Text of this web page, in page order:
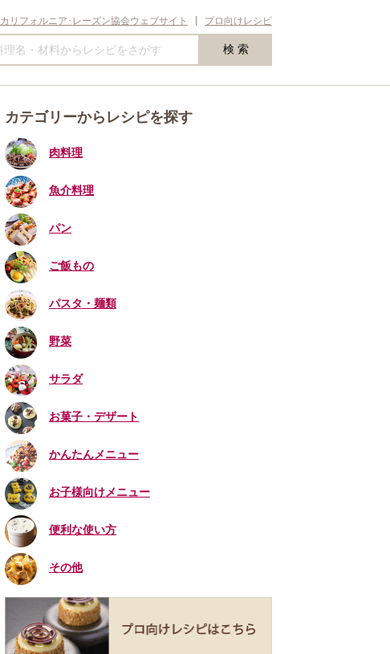
カリフォルニア･レーズン協会ウェブサイト プロ向けレシピ
カテゴリーからレシピを探す
肉料理
魚介料理
パン
ご飯もの
パスタ・麺類
野菜
サラダ
お菓子・デザート
かんたんメニュー
お子様向けメニュー
便利な使い方
その他